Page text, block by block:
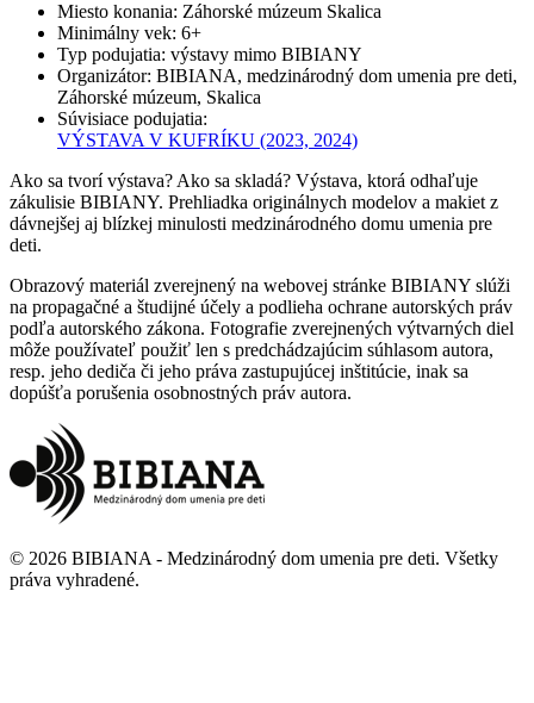
Miesto konania: Záhorské múzeum Skalica
Minimálny vek: 6+
Typ podujatia: výstavy mimo BIBIANY
Organizátor: BIBIANA, medzinárodný dom umenia pre deti,
Záhorské múzeum, Skalica
Súvisiace podujatia:
VÝSTAVA V KUFRÍKU (2023, 2024)
Ako sa tvorí výstava? Ako sa skladá? Výstava, ktorá odhaľuje
zákulisie BIBIANY. Prehliadka originálnych modelov a makiet z
dávnejšej aj blízkej minulosti medzinárodného domu umenia pre
deti.
Obrazový materiál zverejnený na webovej stránke BIBIANY slúži
na propagačné a študijné účely a podlieha ochrane autorských práv
podľa autorského zákona. Fotografie zverejnených výtvarných diel
môže používateľ použiť len s predchádzajúcim súhlasom autora,
resp. jeho dediča či jeho práva zastupujúcej inštitúcie, inak sa
dopúšťa porušenia osobnostných práv autora.
© 2026 BIBIANA - Medzinárodný dom umenia pre deti. Všetky
práva vyhradené.